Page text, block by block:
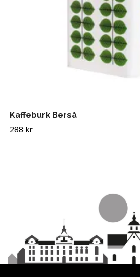
Kaffeburk Berså
288 kr